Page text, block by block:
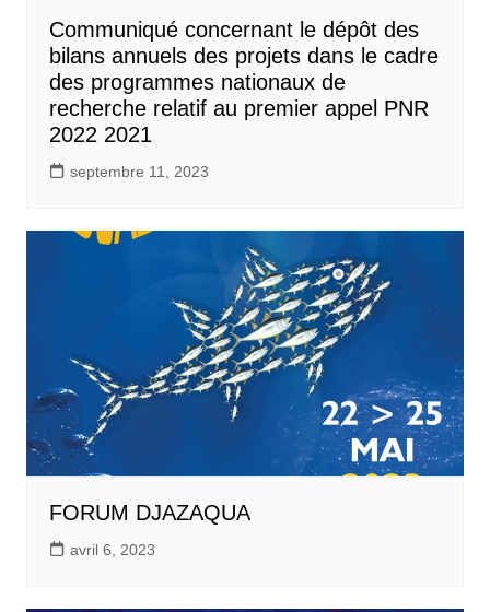
Communiqué concernant le dépôt des
bilans annuels des projets dans le cadre
des programmes nationaux de
recherche relatif au premier appel PNR
2022 2021
septembre 11, 2023
FORUM DJAZAQUA
avril 6, 2023